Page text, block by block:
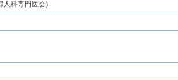
人科専門医会)